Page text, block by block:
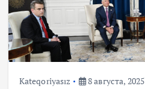
Kateqoriyasız 8 августа, 2025